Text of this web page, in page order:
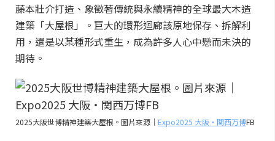
藤本壯介打造、象徵著傳統與永續精神的全球最大木造
建築「大屋根」。巨大的環形迴廊該原地保存、拆解利
用，還是以某種形式重生，成為許多人心中懸而未決的
期待。
2025大阪世博精神建築大屋根。圖片來源｜ Expo2025 大阪・関西万博FB